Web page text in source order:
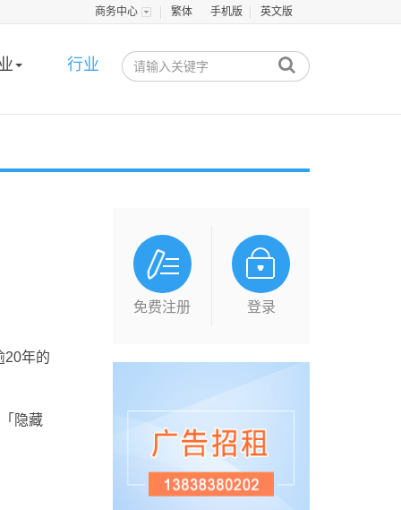
商务中心 繁体 手机版 英文版
行业
年的
隐藏
免费注册 登录